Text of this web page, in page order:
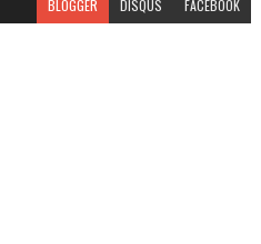
BLOGGER DISQUS FACEBOOK